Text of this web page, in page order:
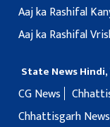
Aaj ka Rashifal
Aaj ka Rashifal
State News Hindi,
CG News
Chhattisgarh